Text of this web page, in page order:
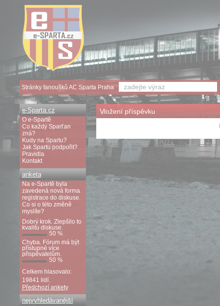
Vložení příspěvku
e-Sparta.cz
O e-Spartě
Co každý Sparťan
zná?
Kudy na Spartu?
Jak Spartu podpořit?
Pravidla
Kontakt
anketa
Na e-Spartě byla
zavedená nová forma
registrace do diskuse.
Co si o této změně
myslíte?
Dobrý krok. Zlepšilo to
kvalitu diskuse.
50 %
Chyba. Fórum má být
přístupné více
přispěvatelům.
50 %
Celkem hlasovalo:
19841 lidí.
Předchozí ankety
nejvyhledávanější
Stránky fanoušků AC Sparta Praha